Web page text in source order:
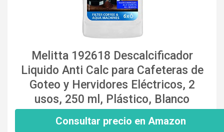
Melitta 192618 Descalcificador
Liquido Anti Calc para Cafeteras de
Goteo y Hervidores Eléctricos, 2
usos, 250 ml, Plástico, Blanco
Consultar precio en Amazon